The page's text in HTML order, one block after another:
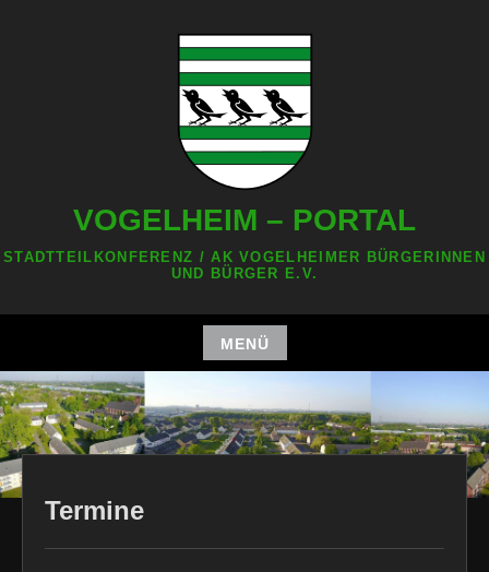
VOGELHEIM – PORTAL
STADTTEILKONFERENZ / AK VOGELHEIMER BÜRGERINNEN
UND BÜRGER E.V.
MENÜ
Zum
Inhalt
springen
Termine